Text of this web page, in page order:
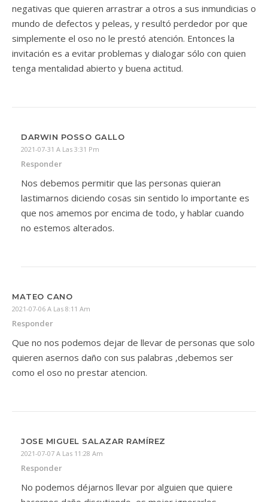
negativas que quieren arrastrar a otros a sus inmundicias o
mundo de defectos y peleas, y resultó perdedor por que
simplemente el oso no le prestó atención. Entonces la
invitación es a evitar problemas y dialogar sólo con quien
tenga mentalidad abierto y buena actitud.
DARWIN POSSO GALLO
2021-07-31 A Las 3:31 Pm
Responder
Nos debemos permitir que las personas quieran
lastimarnos diciendo cosas sin sentido lo importante es
que nos amemos por encima de todo, y hablar cuando
no estemos alterados.
MATEO CANO
2021-07-06 A Las 8:11 Am
Responder
Que no nos podemos dejar de llevar de personas que solo
quieren asernos daño con sus palabras ,debemos ser
como el oso no prestar atencion.
JOSE MIGUEL SALAZAR RAMÍREZ
2021-07-07 A Las 11:28 Am
Responder
No podemos déjarnos llevar por alguien que quiere